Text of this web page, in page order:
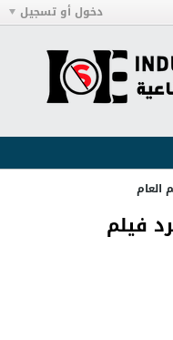
دخول أو تسجيل
العام
فيلم